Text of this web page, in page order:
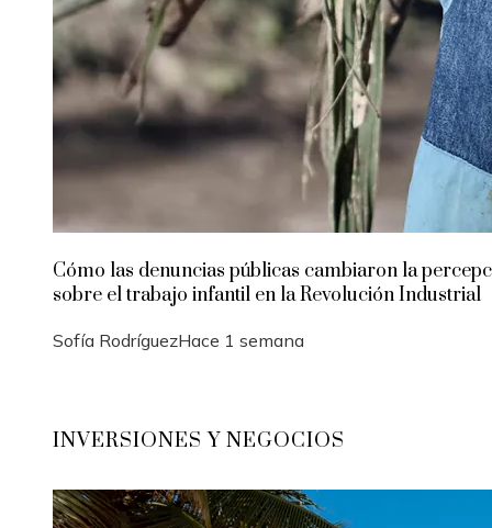
Cómo las denuncias públicas cambiaron la
sobre el trabajo infantil en la Revolución Industrial
Sofía RodríguezHace 1 semana
INVERSIONES Y NEGOCIOS